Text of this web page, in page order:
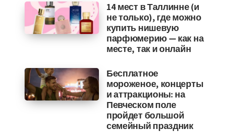
14 мест в Таллинне (и
не только), где можно
купить нишевую
парфюмерию — как на
месте, так и онлайн
Бесплатное
мороженое, концерты
и аттракционы: на
Певческом поле
пройдет большой
семейный праздник